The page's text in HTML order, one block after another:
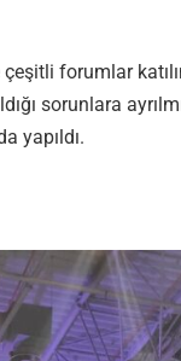
forumlar
sorunlara
yapıldı.